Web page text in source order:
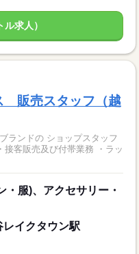
求人）
販売スタッフ（越
ランドの ショップスタッフ
接客販売及び付帯業務 ・ラッ
・服)、アクセサリー・
レイクタウン駅